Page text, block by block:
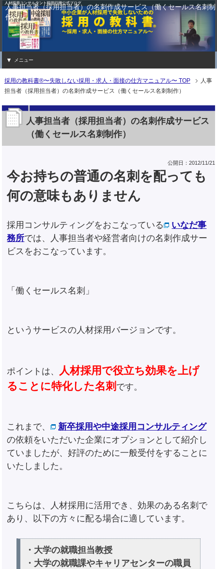
人事担当者（採用担当者）の名刺作成サービス（働くセールス名刺制
作）
メニュー
採用の教科書®〜失敗しない採用・求人・面接の仕方マニュアル〜 TOP
人事
担当者（採用担当者）の名刺作成サービス（働くセールス名刺制作）
人事担当者（採用担当者）の名刺作成サービス
（働くセールス名刺制作）
公開日：2012/11/21
今お持ちの普通の名刺を配っても
何の意味もありません
採用コンサルティングをおこなっている
いなだ事
務所では、人事担当者や経営者向けの名刺作成サー
ビスをおこなっています。
「働くセールス名刺」
というサービスの人材採用バージョンです。
ポイントは、 人材採用で役立ち効果を上げ
ることに特化した名刺 です。
これまで、
新卒採用や中途採用コンサルティング
の依頼をいただいた企業にオプションとして紹介し
ていましたが、好評のために一般受付をすることに
いたしました。
こちらは、人材採用に活用でき、効果のある名刺で
あり、以下の方々に配る場合に適しています。
・大学の就職担当教授
・大学の就職課やキャリアセンターの職員